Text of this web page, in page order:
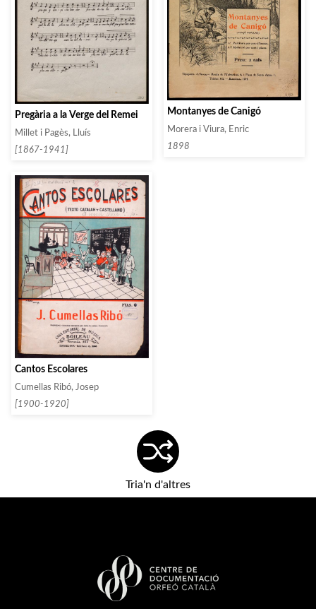
Pregària a la Verge del Remei
Millet i Pagès, Lluís
[1867-1941]
Montanyes de Canigó
Morera i Viura, Enric
1898
Cantos Escolares
Cumellas Ribó, Josep
[1900-1920]
Tria'n d'altres